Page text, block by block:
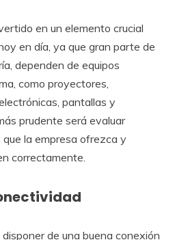
en un elemento crucial
en día, ya que gran parte de
dependen de equipos
como proyectores,
pantallas y
prudente será evaluar
la empresa ofrezca y
correctamente.
de una buena conexión